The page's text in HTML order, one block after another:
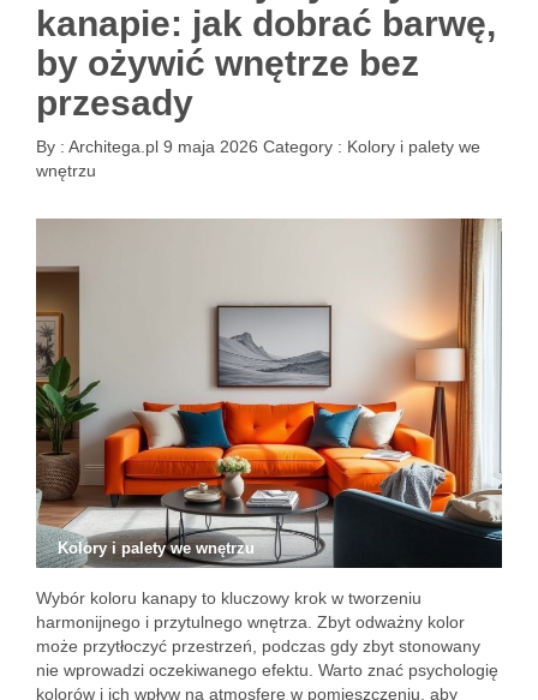
kanapie: jak dobrać barwę,
by ożywić wnętrze bez
przesady
By : Architega.pl 9 maja 2026 Category : Kolory i palety we
wnętrzu
Kolory i palety we wnętrzu
Wybór koloru kanapy to kluczowy krok w tworzeniu
harmonijnego i przytulnego wnętrza. Zbyt odważny kolor
może przytłoczyć przestrzeń, podczas gdy zbyt stonowany
nie wprowadzi oczekiwanego efektu. Warto znać psychologię
kolorów i ich wpływ na atmosferę w pomieszczeniu, aby